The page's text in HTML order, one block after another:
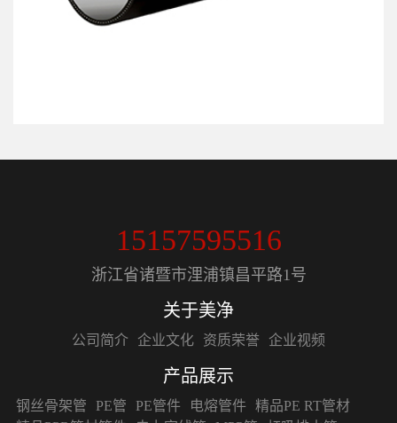
15157595516
浙江省诸暨市浬浦镇昌平路1号
关于美净
公司简介 企业文化 资质荣誉 企业视频
产品展示
钢丝骨架管 PE管 PE管件 电熔管件 精品PE RT管材